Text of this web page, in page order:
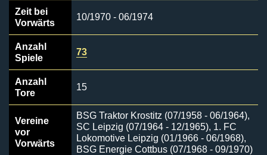
Zeit bei
Vorwärts
10/1970 - 06/1974
Anzahl
Spiele
73
Anzahl
Tore
15
Vereine
vor
Vorwärts
BSG Traktor Krostitz (07/1958 - 06/1964),
SC Leipzig (07/1964 - 12/1965), 1. FC
Lokomotive Leipzig (01/1966 - 06/1968),
BSG Energie Cottbus (07/1968 - 09/1970)